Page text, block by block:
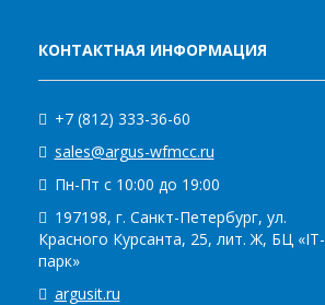
КОНТАКТНАЯ ИНФОРМАЦИЯ
+7 (812) 333-36-60
sales@argus-wfmcc.ru
Пн-Пт с 10:00 до 19:00
197198, г. Санкт-Петербург, ул.
Красного Курсанта, 25, лит. Ж, БЦ «IT-
парк»
argusit.ru